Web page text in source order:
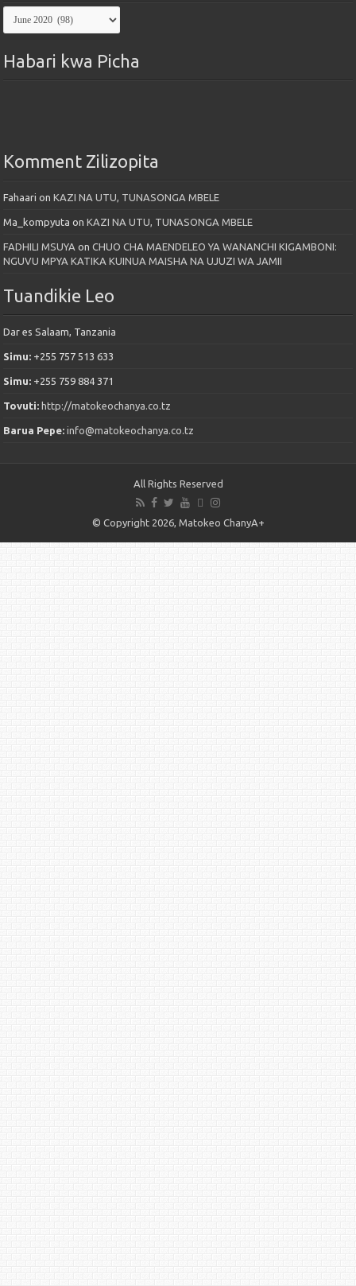
Kutoka
Maktaba
Habari kwa Picha
Komment Zilizopita
Fahaari onKAZI NA UTU, TUNASONGA MBELE
Ma_kompyuta onKAZI NA UTU, TUNASONGA MBELE
FADHILI MSUYA onCHUO CHA MAENDELEO YA WANANCHI KIGAMBONI:
NGUVU MPYA KATIKA KUINUA MAISHA NA UJUZI WA JAMII
Tuandikie Leo
Dar es Salaam, Tanzania
Simu: +255 757 513 633
Simu: +255 759 884 371
Tovuti: http://matokeochanya.co.tz
Barua Pepe:info@matokeochanya.co.tz
All Rights Reserved
© Copyright 2026, Matokeo ChanyA+